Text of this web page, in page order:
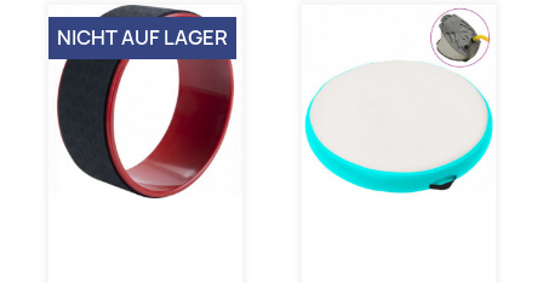
NICHT AUF LAGER